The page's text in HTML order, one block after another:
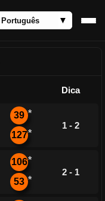
Dica
39 *
127*
1 - 2
106*
53 *
2 - 1